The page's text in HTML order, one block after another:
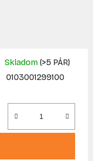
Skladom (>5 PÁR)
0103001299100